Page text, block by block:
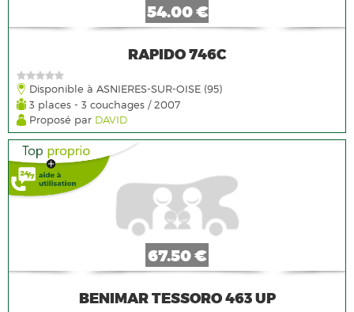
54.00 €
RAPIDO 746C
Disponible à ASNIERES-SUR-OISE (95)
3 places - 3 couchages / 2007
Proposé par DAVID
67.50 €
BENIMAR TESSORO 463 UP